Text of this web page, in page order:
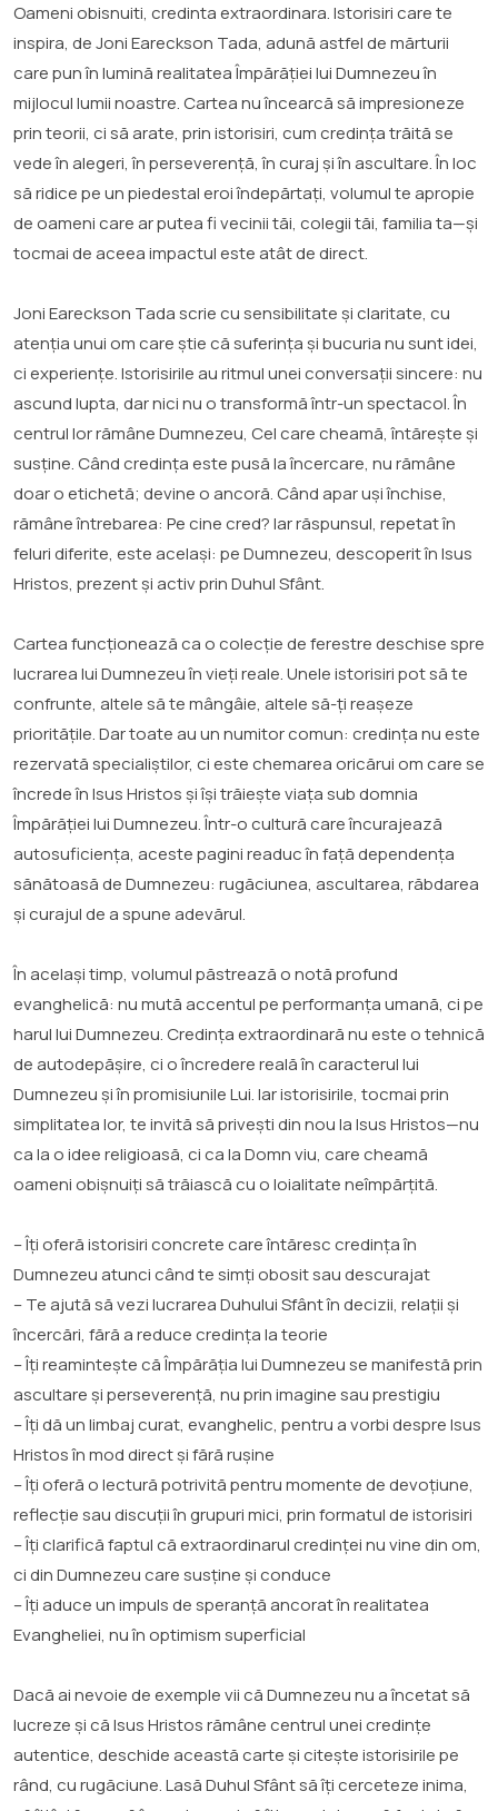
Oameni obisnuiti, credinta extraordinara. Istorisiri care te
inspira, de Joni Eareckson Tada, adună astfel de mărturii
care pun în lumină realitatea Împărăției lui Dumnezeu în
mijlocul lumii noastre. Cartea nu încearcă să impresioneze
prin teorii, ci să arate, prin istorisiri, cum credința trăită se
vede în alegeri, în perseverență, în curaj și în ascultare. În loc
să ridice pe un piedestal eroi îndepărtați, volumul te apropie
de oameni care ar putea fi vecinii tăi, colegii tăi, familia ta—și
tocmai de aceea impactul este atât de direct.
Joni Eareckson Tada scrie cu sensibilitate și claritate, cu
atenția unui om care știe că suferința și bucuria nu sunt idei,
ci experiențe. Istorisirile au ritmul unei conversații sincere: nu
ascund lupta, dar nici nu o transformă într-un spectacol. În
centrul lor rămâne Dumnezeu, Cel care cheamă, întărește și
susține. Când credința este pusă la încercare, nu rămâne
doar o etichetă; devine o ancoră. Când apar uși închise,
rămâne întrebarea: Pe cine cred? Iar răspunsul, repetat în
feluri diferite, este același: pe Dumnezeu, descoperit în Isus
Hristos, prezent și activ prin Duhul Sfânt.
Cartea funcționează ca o colecție de ferestre deschise spre
lucrarea lui Dumnezeu în vieți reale. Unele istorisiri pot să te
confrunte, altele să te mângâie, altele să-ți reașeze
prioritățile. Dar toate au un numitor comun: credința nu este
rezervată specialiștilor, ci este chemarea oricărui om care se
încrede în Isus Hristos și își trăiește viața sub domnia
Împărăției lui Dumnezeu. Într-o cultură care încurajează
autosuficiența, aceste pagini readuc în față dependența
sănătoasă de Dumnezeu: rugăciunea, ascultarea, răbdarea
și curajul de a spune adevărul.
În același timp, volumul păstrează o notă profund
evanghelică: nu mută accentul pe performanța umană, ci pe
harul lui Dumnezeu. Credința extraordinară nu este o tehnică
de autodepășire, ci o încredere reală în caracterul lui
Dumnezeu și în promisiunile Lui. Iar istorisirile, tocmai prin
simplitatea lor, te invită să privești din nou la Isus Hristos—nu
ca la o idee religioasă, ci ca la Domn viu, care cheamă
oameni obișnuiți să trăiască cu o loialitate neîmpărțită.
– Îți oferă istorisiri concrete care întăresc credința în
Dumnezeu atunci când te simți obosit sau descurajat
– Te ajută să vezi lucrarea Duhului Sfânt în decizii, relații și
încercări, fără a reduce credința la teorie
– Îți reamintește că Împărăția lui Dumnezeu se manifestă prin
ascultare și perseverență, nu prin imagine sau prestigiu
– Îți dă un limbaj curat, evanghelic, pentru a vorbi despre Isus
Hristos în mod direct și fără rușine
– Îți oferă o lectură potrivită pentru momente de devoțiune,
reflecție sau discuții în grupuri mici, prin formatul de istorisiri
– Îți clarifică faptul că extraordinarul credinței nu vine din om,
ci din Dumnezeu care susține și conduce
– Îți aduce un impuls de speranță ancorat în realitatea
Evangheliei, nu în optimism superficial
Dacă ai nevoie de exemple vii că Dumnezeu nu a încetat să
lucreze și că Isus Hristos rămâne centrul unei credințe
autentice, deschide această carte și citește istorisirile pe
rând, cu rugăciune. Lasă Duhul Sfânt să îți cerceteze inima,